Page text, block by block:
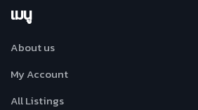
เมนู
About us
My Account
All Listings